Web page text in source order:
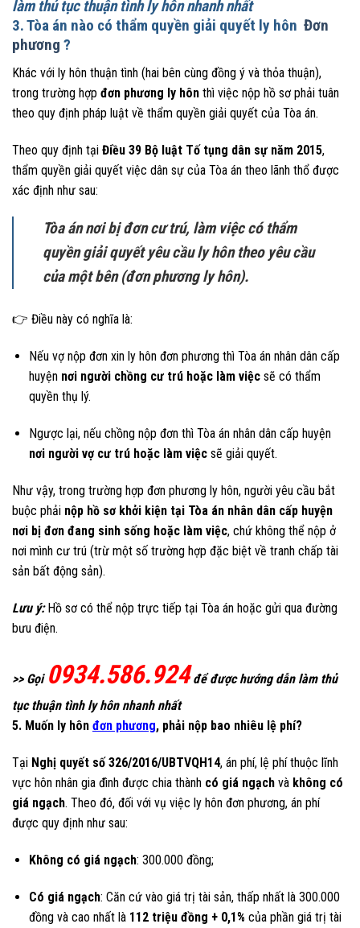
làm thủ tục thuận tình ly hôn nhanh nhất
3. Tòa án nào có thẩm quyền giải quyết ly hôn Đơn
phương ?
Khác với ly hôn thuận tình (hai bên cùng đồng ý và thỏa thuận),
trong trường hợp đơn phương ly hôn thì việc nộp hồ sơ phải tuân
theo quy định pháp luật về thẩm quyền giải quyết của Tòa án.
Theo quy định tại Điều 39 Bộ luật Tố tụng dân sự năm 2015,
thẩm quyền giải quyết việc dân sự của Tòa án theo lãnh thổ được
xác định như sau:
Tòa án nơi bị đơn cư trú, làm việc có thẩm
quyền giải quyết yêu cầu ly hôn theo yêu cầu
của một bên (đơn phương ly hôn).
👉 Điều này có nghĩa là:
Nếu vợ nộp đơn xin ly hôn đơn phương thì Tòa án nhân dân cấp
huyện nơi người chồng cư trú hoặc làm việcsẽ có thẩm
quyền thụ lý.
Ngược lại, nếu chồng nộp đơn thì Tòa án nhân dân cấp huyện
nơi người vợ cư trú hoặc làm việcsẽ giải quyết.
Như vậy, trong trường hợp đơn phương ly hôn, người yêu cầu bắt
buộc phải nộp hồ sơ khởi kiện tại Tòa án nhân dân cấp huyện
nơi bị đơn đang sinh sống hoặc làm việc, chứ không thể nộp ở
nơi mình cư trú (trừ một số trường hợp đặc biệt về tranh chấp tài
sản bất động sản).
Lưu ý:Hồ sơ có thể nộp trực tiếp tại Tòa án hoặc gửi qua đường
bưu điện.
>> Gọi 0934.586.924để được hướng dẫn làm thủ
tục thuận tình ly hôn nhanh nhất
5. Muốn ly hôn đơn phương, phải nộp bao nhiêu lệ phí?
Tại Nghị quyết số 326/2016/UBTVQH14, án phí, lệ phí thuộc lĩnh
vực hôn nhân gia đình được chia thành có giá ngạch và không có
giá ngạch. Theo đó, đối với vụ việc ly hôn đơn phương, án phí
được quy định như sau:
Không có giá ngạch: 300.000 đồng;
Có giá ngạch: Căn cứ vào giá trị tài sản, thấp nhất là 300.000
đồng và cao nhất là 112 triệu đồng + 0,1% của phần giá trị tài